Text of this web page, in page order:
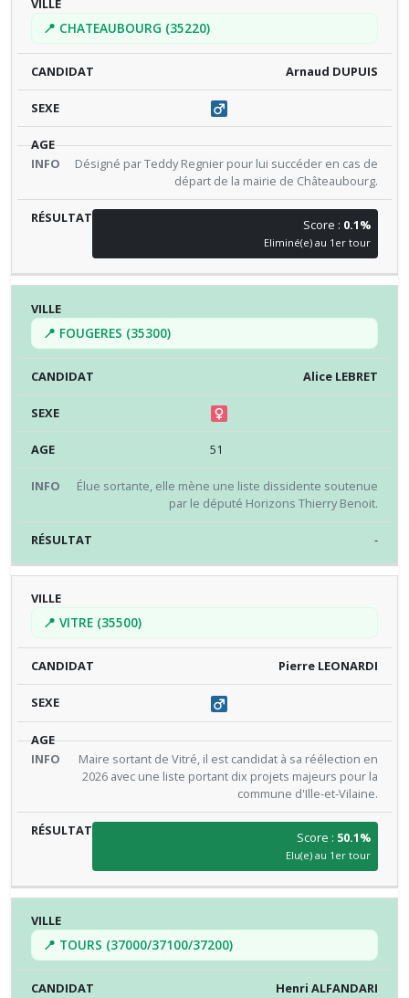
📍 CHATEAUBOURG (35220)
Arnaud DUPUIS
Désigné par Teddy Regnier pour lui succéder en cas de
départ de la mairie de Châteaubourg.
Score : 0.1%
Eliminé(e) au 1er tour
📍 FOUGERES (35300)
Alice LEBRET
51
Élue sortante, elle mène une liste dissidente soutenue
par le député Horizons Thierry Benoit.
-
📍 VITRE (35500)
Pierre LEONARDI
Maire sortant de Vitré, il est candidat à sa réélection en
2026 avec une liste portant dix projets majeurs pour la
commune d'Ille-et-Vilaine.
Score : 50.1%
Elu(e) au 1er tour
📍 TOURS (37000/37100/37200)
Henri ALFANDARI